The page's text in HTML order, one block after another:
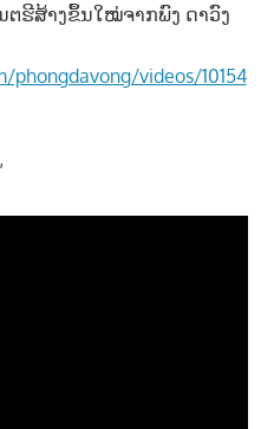
ນຕຮີສ້າງຂຶ້ນໃໝ່ຈາກພົງ ດາວົງ
videos/10154